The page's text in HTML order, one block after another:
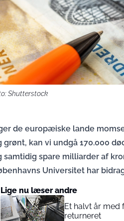
Shutterstock
de europæiske lande
grønt, kan vi undgå 170.000
samtidig spare milliarder af
Universitet har
Lige nu læser andre
Et halvt år med
returneret